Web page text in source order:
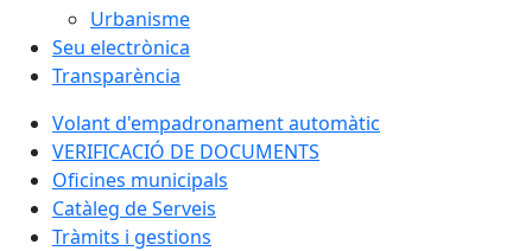
Urbanisme
Seu electrònica
Transparència
Volant d'empadronament automàtic
VERIFICACIÓ DE DOCUMENTS
Oficines municipals
Catàleg de Serveis
Tràmits i gestions